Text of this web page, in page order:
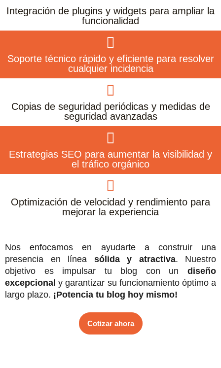
Integración de plugins y widgets para ampliar la
funcionalidad
Optimización de velocidad y rendimiento para
mejorar la experiencia
Estrategias SEO para aumentar la visibilidad y
el tráfico orgánico
Copias de seguridad periódicas y medidas de
seguridad avanzadas
Soporte técnico rápido y eficiente para resolver
cualquier incidencia
Nos enfocamos en ayudarte a construir una
presencia en línea sólida y atractiva. Nuestro
objetivo es impulsar tu blog con un diseño
excepcional y garantizar su funcionamiento óptimo a
largo plazo. ¡Potencia tu blog hoy mismo!
Cotizar ahora